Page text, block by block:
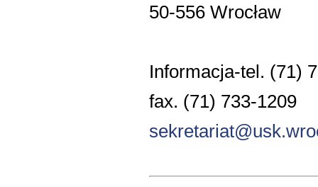
50-556 Wrocław
Informacja-tel. (71)
fax. (71) 733-1209